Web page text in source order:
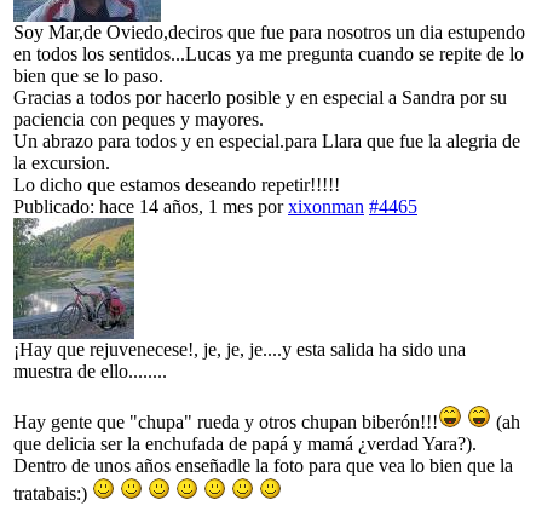
Soy Mar,de Oviedo,deciros que fue para nosotros un dia estupendo
en todos los sentidos...Lucas ya me pregunta cuando se repite de lo
bien que se lo paso.
Gracias a todos por hacerlo posible y en especial a Sandra por su
paciencia con peques y mayores.
Un abrazo para todos y en especial.para Llara que fue la alegria de
la excursion.
Lo dicho que estamos deseando repetir!!!!!
Publicado: hace 14 años, 1 mes porxixonman #4465
¡Hay que rejuvenecese!, je, je, je....y esta salida ha sido una
muestra de ello........
Hay gente que "chupa" rueda y otros chupan biberón!!!
(ah
que delicia ser la enchufada de papá y mamá ¿verdad Yara?).
Dentro de unos años enseñadle la foto para que vea lo bien que la
tratabais:)